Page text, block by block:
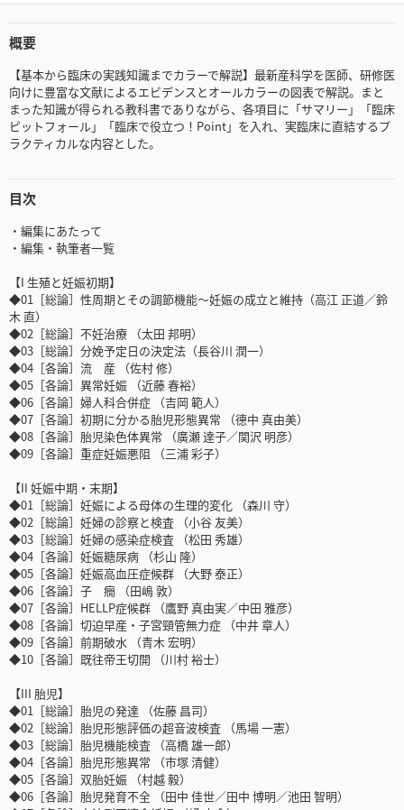
概要
【基本から臨床の実践知識までカラーで解説】最新産科学を医師、研修医
向けに豊富な文献によるエビデンスとオールカラーの図表で解説。まと
まった知識が得られる教科書でありながら、各項目に「サマリー」「臨床
ピットフォール」「臨床で役立つ！Point」を入れ、実臨床に直結するプ
ラクティカルな内容とした。
目次
・編集にあたって
・編集・執筆者一覧
【I 生殖と妊娠初期】
◆01［総論］性周期とその調節機能～妊娠の成立と維持（高江 正道／鈴
木 直）
◆02［総論］不妊治療 （太田 邦明）
◆03［総論］分娩予定日の決定法（長谷川 潤一）
◆04［各論］流 産 （佐村 修）
◆05［各論］異常妊娠 （近藤 春裕）
◆06［各論］婦人科合併症 （吉岡 範人）
◆07［各論］初期に分かる胎児形態異常 （德中 真由美）
◆08［各論］胎児染色体異常 （廣瀬 達子／関沢 明彦）
◆09［各論］重症妊娠悪阻 （三浦 彩子）
【II 妊娠中期・末期】
◆01［総論］妊娠による母体の生理的変化 （森川 守）
◆02［総論］妊婦の診察と検査 （小谷 友美）
◆03［総論］妊婦の感染症検査 （松田 秀雄）
◆04［各論］妊娠糖尿病 （杉山 隆）
◆05［各論］妊娠高血圧症候群 （大野 泰正）
◆06［各論］子 癇 （田嶋 敦）
◆07［各論］HELLP症候群 （鷹野 真由実／中田 雅彦）
◆08［各論］切迫早産・子宮頸管無力症 （中井 章人）
◆09［各論］前期破水 （青木 宏明）
◆10［各論］既往帝王切開 （川村 裕士）
【III 胎児】
◆01［総論］胎児の発達 （佐藤 昌司）
◆02［総論］胎児形態評価の超音波検査 （馬場 一憲）
◆03［総論］胎児機能検査 （高橋 雄一郎）
◆04［各論］胎児形態異常 （市塚 清健）
◆05［各論］双胎妊娠 （村越 毅）
◆06［各論］胎児発育不全 （田中 佳世／田中 博明／池田 智明）